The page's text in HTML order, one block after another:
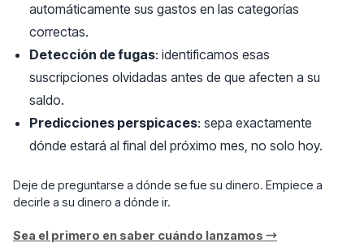
automáticamente sus gastos en las categorías
correctas.
Detección de fugas: identificamos esas
suscripciones olvidadas antes de que afecten a su
saldo.
Predicciones perspicaces: sepa exactamente
dónde estará al final del próximo mes, no solo hoy.
Deje de preguntarse a dónde se fue su dinero. Empiece a
decirle a su dinero a dónde ir.
Sea el primero en saber cuándo lanzamos →